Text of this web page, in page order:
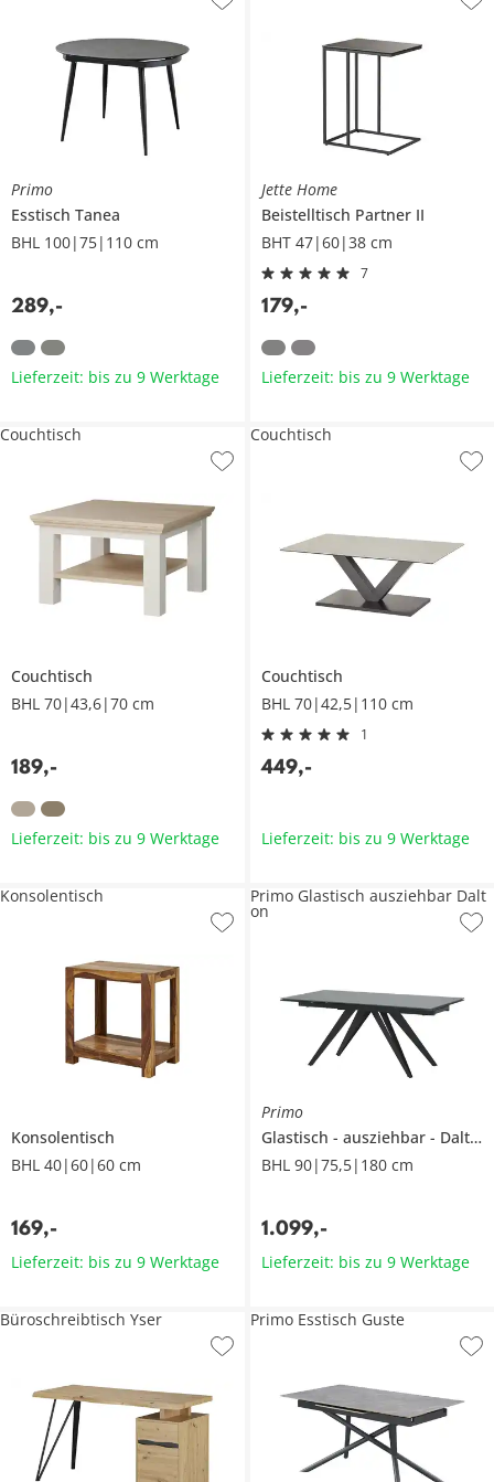
Primo
Esstisch Tanea
BHL 100|75|110 cm
289,-
Lieferzeit: bis zu 9 Werktage
Jette Home
Beistelltisch Partner II
BHT 47|60|38 cm
7
179,-
Lieferzeit: bis zu 9 Werktage
Couchtisch
BHL 70|43,6|70 cm
189,-
Couchtisch
Lieferzeit: bis zu 9 Werktage
Couchtisch
BHL 70|42,5|110 cm
1
449,-
Couchtisch
Lieferzeit: bis zu 9 Werktage
Konsolentisch
BHL 40|60|60 cm
169,-
Konsolentisch
Lieferzeit: bis zu 9 Werktage
Primo
Glastisch
ausziehbar
Dalton
BHL 90|75,5|180 cm
1.099,-
Primo Glastisch ausziehbar Dalt
on
Lieferzeit: bis zu 9 Werktage
Büroschreibtisch Yser Primo Esstisch Guste